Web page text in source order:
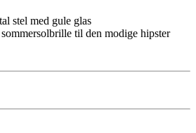
stel med gule glas
til den modige hipster